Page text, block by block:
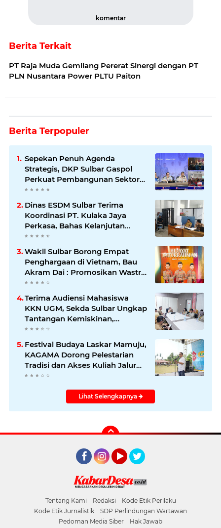
komentar
Berita Terkait
PT Raja Muda Gemilang Pererat Sinergi dengan PT
PLN Nusantara Power PLTU Paiton
Berita Terpopuler
Sepekan Penuh Agenda
Strategis, DKP Sulbar Gaspol
Perkuat Pembangunan Sektor
Kelautan dan Perikanan
Dinas ESDM Sulbar Terima
Koordinasi PT. Kulaka Jaya
Perkasa, Bahas Kelanjutan
Pengelolaan IUP
Wakil Sulbar Borong Empat
Penghargaan di Vietnam, Bau
Akram Dai : Promosikan Wastra
dan Budaya Sulawesi Barat ke
Panggung Dunia
Terima Audiensi Mahasiswa
KKN UGM, Sekda Sulbar Ungkap
Tantangan Kemiskinan,
Stunting, dan Pendidikan
Festival Budaya Laskar Mamuju,
KAGAMA Dorong Pelestarian
Tradisi dan Akses Kuliah Jalur
Afirmasi di UGM
Lihat Selengkapnya
Tentang Kami Redaksi
Kode Etik Perilaku
Kode Etik Jurnalistik
SOP Perlindungan Wartawan
Pedoman Media Siber
Hak Jawab